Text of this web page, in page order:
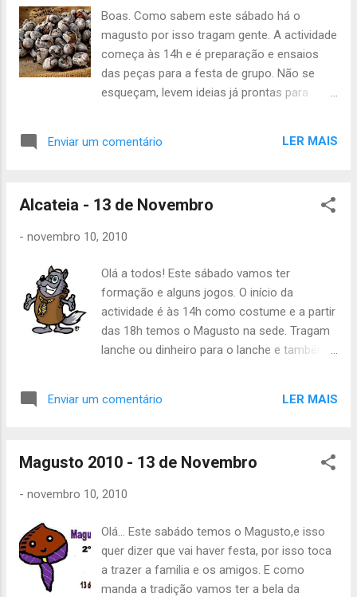
que falta menos de um mês para a festa de
grupo. Não se esqueçam de trazer lanche e
também dinheiro, amigos, familiares para o
Magusto. Devido ao Magusto a actividade
ESQUEÇAM DE TRAZER IDEIAS....:) Até
Boas. Como sabem este sábado há o
magusto por isso tragam gente. A actividade
começa às 14h e é preparação e ensaios
das peças para a festa de grupo. Não se
esqueçam, levem ideias já prontas para
Enviar um comentário LER MAIS
Alcateia - 13 de Novembro
- novembro 10, 2010
Olá a todos! Este sábado vamos ter
formação e alguns jogos. O início da
actividade é às 14h como costume e a partir
das 18h temos o Magusto na sede. Tragam
lanche ou dinheiro para o lanche e também
Enviar um comentário LER MAIS
Magusto 2010 - 13 de Novembro
- novembro 10, 2010
Olá... Este sabádo temos o Magusto,e isso
quer dizer que vai haver festa, por isso toca
a trazer a familia e os amigos. E como
manda a tradição vamos ter a bela da